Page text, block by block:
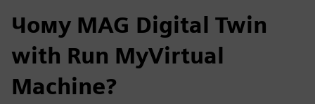
Чому MAG Digital Twin
with Run MyVirtual
Machine?